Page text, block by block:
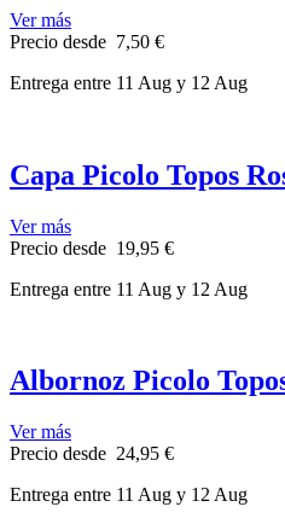
Ver más
Precio desde 7,50 €
Entrega entre 11 Aug y 12 Aug
Capa Picolo Topos
Ver más
Precio desde 19,95 €
Entrega entre 11 Aug y 12 Aug
Albornoz Picolo
Ver más
Precio desde 24,95 €
Entrega entre 11 Aug y 12 Aug